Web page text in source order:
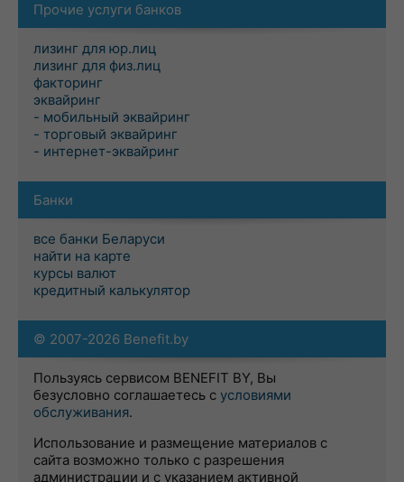
Прочие услуги банков
лизинг для юр.лиц
лизинг для физ.лиц
факторинг
эквайринг
- мобильный эквайринг
- торговый эквайринг
- интернет-эквайринг
Банки
все банки Беларуси
найти на карте
курсы валют
кредитный калькулятор
© 2007-2026 Benefit.by
Пользуясь сервисом BENEFIT BY, Вы
безусловно соглашаетесь с условиями
обслуживания.
Использование и размещение материалов с
сайта возможно только с разрешения
администрации и с указанием активной